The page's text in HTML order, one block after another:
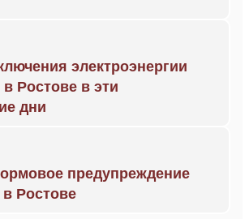
электроэнергии
Ростове в эти
дни
предупреждение
Ростове